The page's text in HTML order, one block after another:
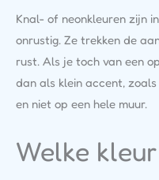
Knal- of neonkleuren zijn
onrustig. Ze trekken de
rust. Als je toch van een
dan als klein accent,
en niet op een hele muur.
Welke